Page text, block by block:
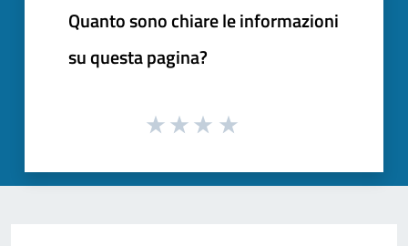
Quanto sono chiare le informazioni
su questa pagina?